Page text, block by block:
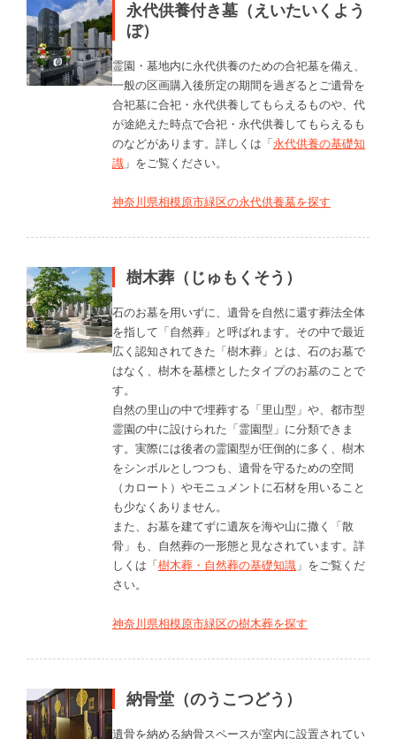
永代供養付き墓（えいたいくよう
ぼ）
霊園・墓地内に永代供養のための合祀墓を備え、
一般の区画購入後所定の期間を過ぎるとご遺骨を
合祀墓に合祀・永代供養してもらえるものや、代
が途絶えた時点で合祀・永代供養してもらえるも
のなどがあります。詳しくは「永代供養の基礎知
識 」をご覧ください。
神奈川県相模原市緑区の永代供養墓を探す
樹木葬（じゅもくそう）
石のお墓を用いずに、遺骨を自然に還す葬法全体
を指して「自然葬」と呼ばれます。その中で最近
広く認知されてきた「樹木葬」とは、石のお墓で
はなく、樹木を墓標としたタイプのお墓のことで
す。
自然の里山の中で埋葬する「里山型」や、都市型
霊園の中に設けられた「霊園型」に分類できま
す。実際には後者の霊園型が圧倒的に多く、樹木
をシンボルとしつつも、遺骨を守るための空間
（カロート）やモニュメントに石材を用いること
も少なくありません。
また、お墓を建てずに遺灰を海や山に撒く「散
骨」も、自然葬の一形態と見なされています。詳
しくは「樹木葬・自然葬の基礎知識 」をご覧くだ
さい。
神奈川県相模原市緑区の樹木葬を探す
納骨堂（のうこつどう）
遺骨を納める納骨スペースが室内に設置されてい